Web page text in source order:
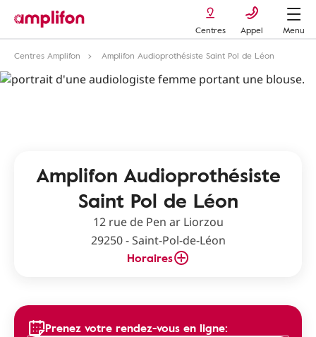
Centres Appel
Menu
Centres Amplifon
Amplifon Audioprothésiste Saint Pol de Léon
Amplifon Audioprothésiste
Saint Pol de Léon
12 rue de Pen ar Liorzou
29250 - Saint-Pol-de-Léon
Horaires
Prenez votre rendez-vous en ligne: